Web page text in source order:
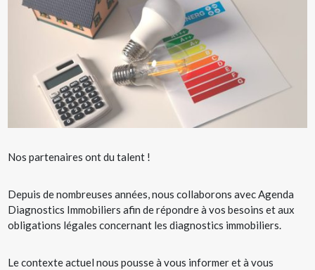
Nos partenaires ont du talent !
Depuis de nombreuses années, nous collaborons avec Agenda
Diagnostics Immobiliers afin de répondre à vos besoins et aux
obligations légales concernant lesdiagnostics immobiliers.
Le contexte actuel nous pousse à vous informer et à vous